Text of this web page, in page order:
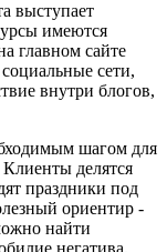
выступает
имеются
главном сайте
сети,
внутри блогов,
шагом для
делятся
праздники под
ориентир -
найти